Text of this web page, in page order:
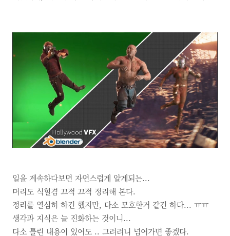
일을 계속하다보면 자연스럽게 알게되는...
머리도 식힐겸 끄적 끄적 정리해 본다.
정리를 열심히 하긴 했지만, 다소 모호한거 같긴 하다... ㅠㅠ
생각과 지식은 늘 진화하는 것이니...
다소 틀린 내용이 있어도 .. 그려려니 넘어가면 좋겠다.